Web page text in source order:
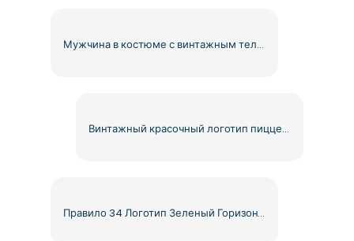
Мужчина в костюме с винтажным телевизором в качестве головы PNG Бесплатно PNG
Винтажный красочный логотип пиццерии для итальянской кухни Бесплатный PNG
Правило 34 Логотип Зеленый Горизонтальный Дизайн Бесплатный PNG